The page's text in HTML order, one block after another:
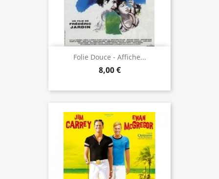
Folie Douce - Affiche...
8,00 €